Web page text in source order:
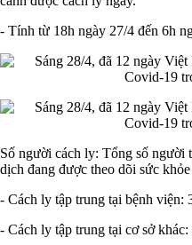
- Tính từ 18h ngày 27/4 đến 6h
Số người cách ly: Tổng số người
dịch đang được theo dõi sức
- Cách ly tập trung tại bệnh viện:
- Cách ly tập trung tại cơ sở khác: